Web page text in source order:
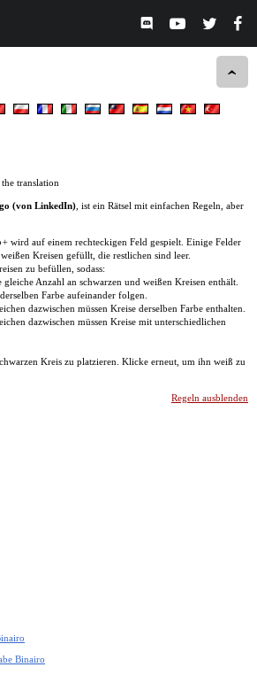
translation
(von LinkedIn) , ist ein Rätsel mit einfachen Regeln, aber
wird auf einem rechteckigen Feld gespielt. Einige Felder
Kreisen gefüllt, die restlichen sind leer.
zu befüllen, sodass:
gleiche Anzahl an schwarzen und weißen Kreisen enthält.
Farbe aufeinander folgen.
dazwischen müssen Kreise derselben Farbe enthalten.
dazwischen müssen Kreise mit unterschiedlichen
Kreis zu platzieren. Klicke erneut, um ihn weiß zu
Regeln ausblenden
Binairo